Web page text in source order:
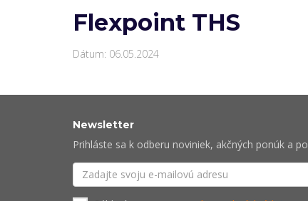
Flexpoint THS
Dátum: 06.05.2024
Newsletter
Prihláste sa k odberu noviniek, akčných ponúk a